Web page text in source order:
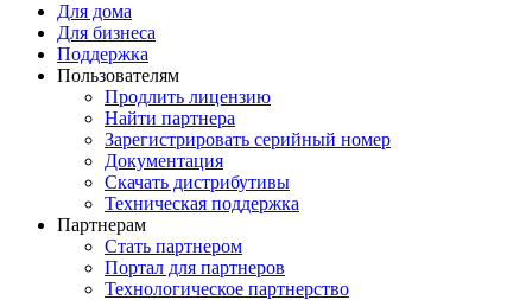
Для дома
Для бизнеса
Поддержка
Пользователям
Продлить лицензию
Найти партнера
Зарегистрировать серийный номер
Документация
Скачать дистрибутивы
Техническая поддержка
Партнерам
Стать партнером
Портал для партнеров
Технологическое партнерство